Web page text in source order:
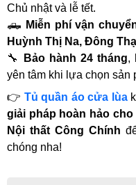
Chủ nhật và lễ tết.
🛻 Miễn phí vận
Huỳnh Thị Na, Đông
🔧
Bảo hành 24 tháng,
yên tâm khi lựa chọn sản
👉 Tủ quần áo cửa lùa
giải pháp hoàn hảo
Nội thất Công Chính
chóng nha!